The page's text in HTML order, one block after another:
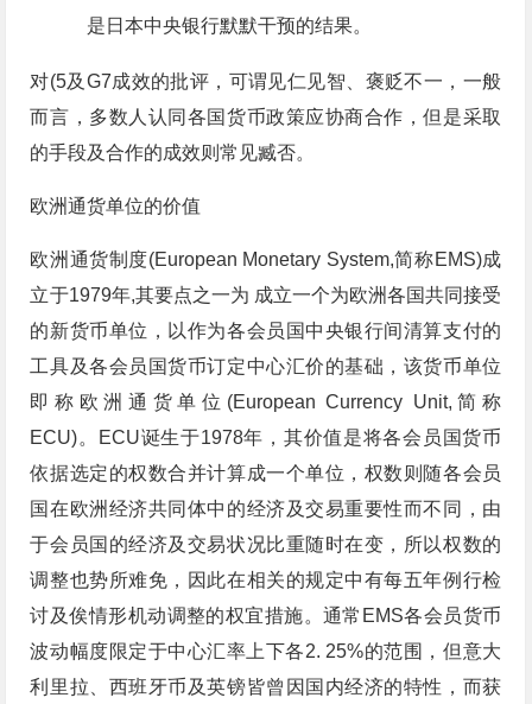
是日本中央银行默默干预的结果。
对(5及G7成效的批评，可谓见仁见智、褒贬不一，一般
而言，多数人认同各国货币政策应协商合作，但是采取
的手段及合作的成效则常见臧否。
欧洲通货单位的价值
欧洲通货制度(European Monetary System,简称EMS)成
立于1979年,其要点之一为 成立一个为欧洲各国共同接受
的新货币单位，以作为各会员国中央银行间清算支付的
工具及各会员国货币订定中心汇价的基础，该货币单位
即称欧洲通货单位(European Currency Unit,简称
ECU)。ECU诞生于1978年，其价值是将各会员国货币
依据选定的权数合并计算成一个单位，权数则随各会员
国在欧洲经济共同体中的经济及交易重要性而不同，由
于会员国的经济及交易状况比重随时在变，所以权数的
调整也势所难免，因此在相关的规定中有每五年例行检
讨及俟情形机动调整的权宜措施。通常EMS各会员货币
波动幅度限定于中心汇率上下各2. 25%的范围，但意大
利里拉、西班牙币及英镑皆曾因国内经济的特性，而获